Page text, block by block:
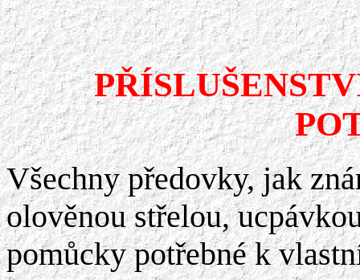
Všechny předovky, jak
olověnou střelou,
pomůcky potřebné k